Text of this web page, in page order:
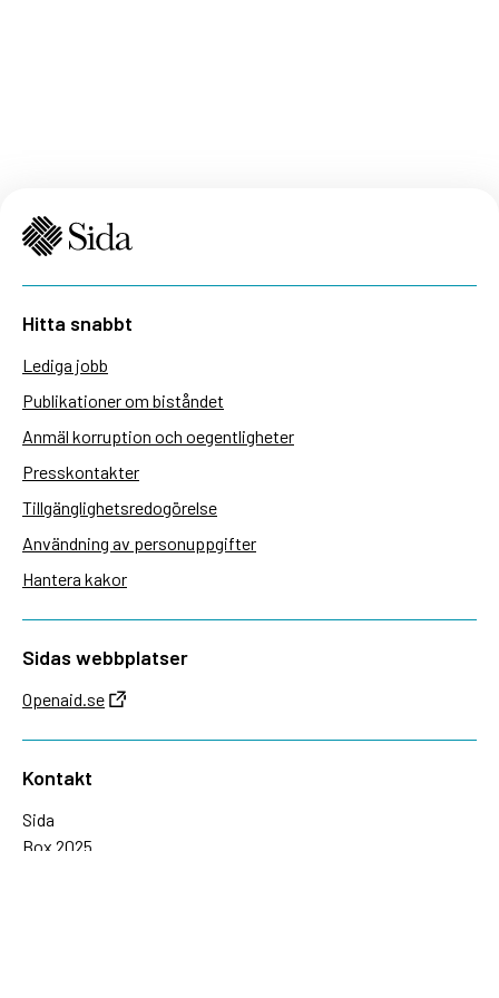
Hitta snabbt
Lediga jobb
Publikationer om biståndet
Anmäl korruption och oegentligheter
Presskontakter
Tillgänglighetsredogörelse
Användning av personuppgifter
Hantera kakor
Sidas webbplatser
Openaid.se
Kontakt
Sida
Box 2025